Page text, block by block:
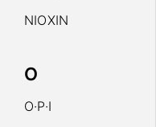
NIOXIN
O
O·P·I